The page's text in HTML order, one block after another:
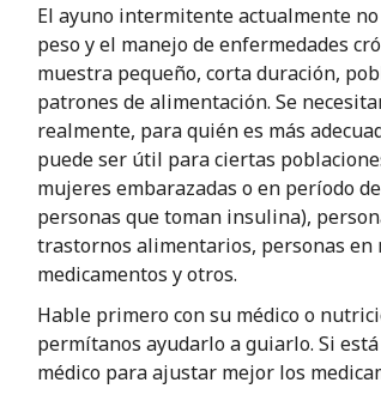
El ayuno intermitente actualmente
peso y el manejo de enfermedades
muestra pequeño, corta duración,
patrones de alimentación. Se
realmente, para quién es más
puede ser útil para ciertas
mujeres embarazadas o en período
personas que toman insulina),
trastornos alimentarios, personas en
medicamentos y otros.
Hable primero con su médico o
permítanos ayudarlo a guiarlo. Si
médico para ajustar mejor los